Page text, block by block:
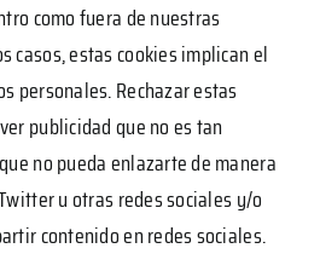
como fuera de nuestras
casos, estas cookies implican el
personales. Rechazar estas
publicidad que no es tan
no pueda enlazarte de manera
u otras redes sociales y/o
contenido en redes sociales.